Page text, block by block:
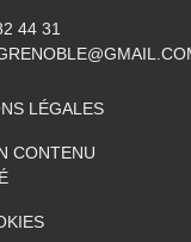
44 31
LÉGALES
CONTENU